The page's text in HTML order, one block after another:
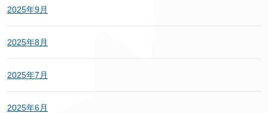
2025年9月
2025年8月
2025年7月
2025年6月